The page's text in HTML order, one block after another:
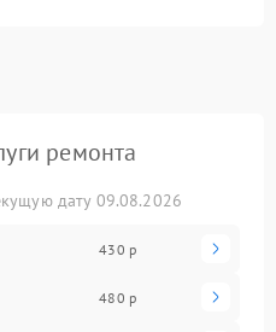
ремонта
дату 09.08.2026
430 р
480 р